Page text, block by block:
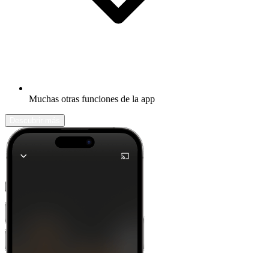
Muchas otras funciones de la app